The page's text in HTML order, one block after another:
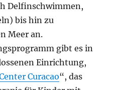
Delfinschwimmen,
bis hin zu
Meer an.
gibt es in
Einrichtung,
Curacao“, das